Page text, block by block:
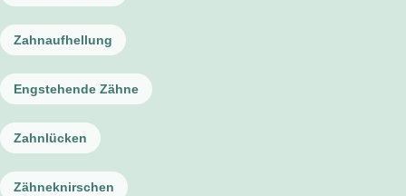
Zahnaufhellung
Engstehende Zähne
Zahnlücken
Zähneknirschen